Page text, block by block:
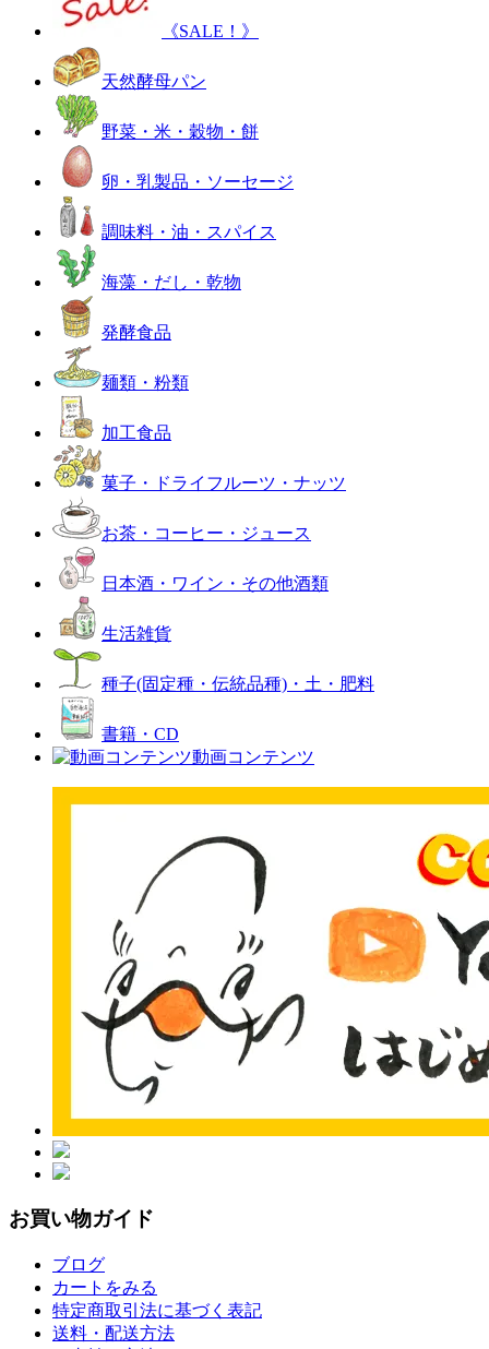
《SALE！》
天然酵母パン
野菜・米・穀物・餅
卵・乳製品・ソーセージ
調味料・油・スパイス
海藻・だし・乾物
発酵食品
麺類・粉類
加工食品
菓子・ドライフルーツ・ナッツ
お茶・コーヒー・ジュース
日本酒・ワイン・その他酒類
生活雑貨
種子(固定種・伝統品種)・土・肥料
書籍・CD
動画コンテンツ
お買い物ガイド
ブログ
カートをみる
特定商取引法に基づく表記
送料・配送方法